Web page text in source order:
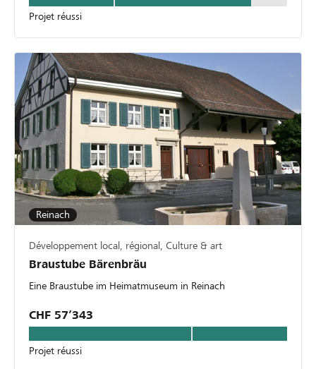
Projet réussi
Reinach
Développement local, régional, Culture & art
Braustube Bärenbräu
Eine Braustube im Heimatmuseum in Reinach
CHF 57’343
Projet réussi